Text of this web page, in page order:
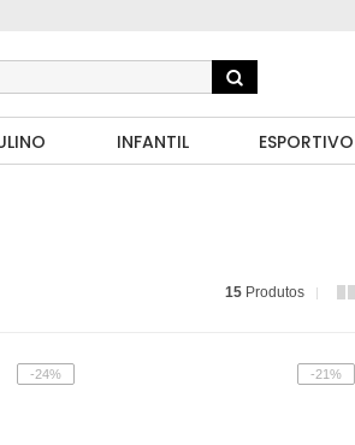
INFANTIL ESPORTIVO
15 Produtos
-24% -21%